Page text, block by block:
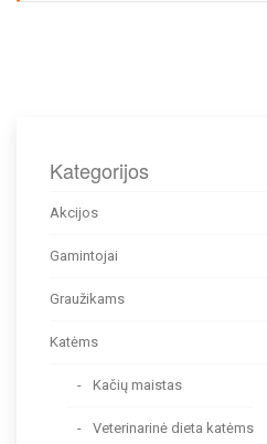
Kategorijos
Akcijos
Gamintojai
Graužikams
Katėms
Kačių maistas
Veterinarinė dieta katėms